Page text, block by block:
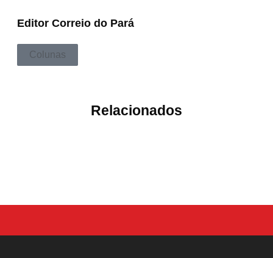
Editor Correio do Pará
Colunas
Relacionados